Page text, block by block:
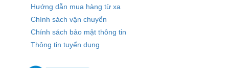
Hướng dẫn mua hàng từ xa
Chính sách vận chuyển
Chính sách bảo mật thông tin
Thông tin tuyển dụng